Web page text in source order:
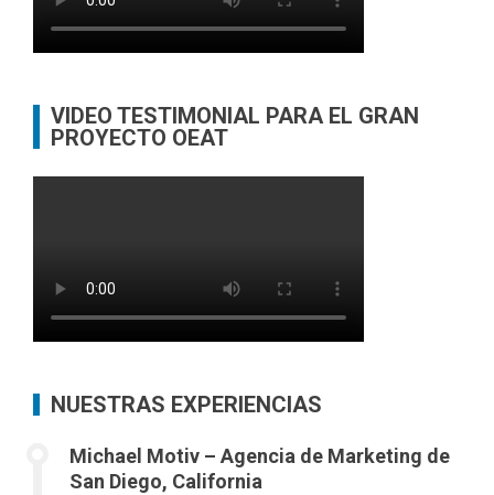
VIDEO TESTIMONIAL PARA EL GRAN
PROYECTO OEAT
NUESTRAS EXPERIENCIAS
Michael Motiv – Agencia de Marketing de
San Diego, California